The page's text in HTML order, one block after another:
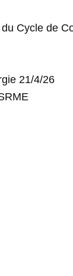
Cycle de
21/4/26